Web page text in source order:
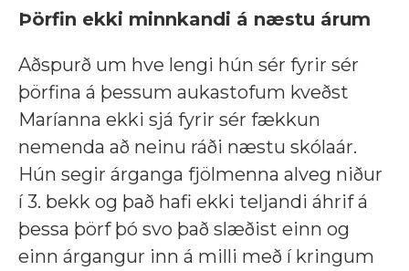
Þörfin ekki minnkandi á næstu árum
Aðspurð um hve lengi hún sér fyrir sér
þörfina á þessum aukastofum kveðst
Maríanna ekki sjá fyrir sér fækkun
nemenda að neinu ráði næstu skólaár.
Hún segir árganga fjölmenna alveg niður
í 3. bekk og það hafi ekki teljandi áhrif á
þessa þörf þó svo það slæðist einn og
einn árgangur inn á milli með í kringum